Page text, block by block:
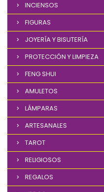
INCIENSOS
FIGURAS
JOYERÍA Y BISUTERÍA
PROTECCIÓN Y LIMPIEZA
FENG SHUI
AMULETOS
LÁMPARAS
ARTESANALES
TAROT
RELIGIOSOS
REGALOS